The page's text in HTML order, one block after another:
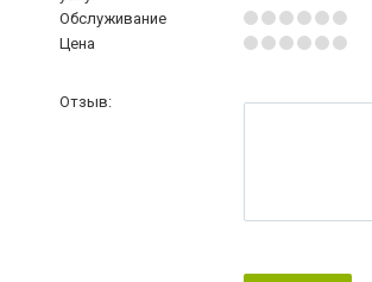
Обслуживание
Цена
Отзыв: